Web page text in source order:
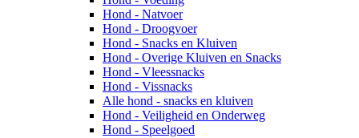
Hond - Natvoer
Hond - Droogvoer
Hond - Snacks en Kluiven
Hond - Overige Kluiven en Snacks
Hond - Vleessnacks
Hond - Vissnacks
Alle hond - snacks en kluiven
Hond - Veiligheid en Onderweg
Hond - Speelgoed